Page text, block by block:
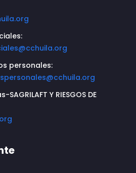
personales:
Y RIESGOS DE